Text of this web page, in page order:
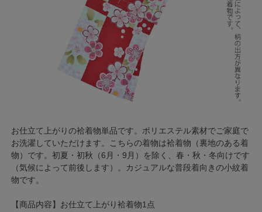
お仕立て上がりの袷着物単品です。ポリエステル素材でご家庭で
お洗濯していただけます。こちらの着物は袷着物（裏地のある着
物）です。初夏・初秋（6月・9月）を除く、春・秋・冬向けです
（気候によって前後します）。カジュアルな普段着向きの小紋着
物です。
【商品内容】お仕立て上がり袷着物1点